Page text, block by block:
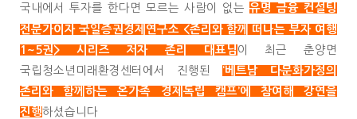
국내에서 투자를 한다면 모르는 사람이 없는 유명 금융 컨설팅
전문가이자 국일증권경제연구소 <존리와 함께 떠나는 부자 여행
1~5권> 시리즈 저자 존리 대표님 이 최근 춘양면
국립청소년미래환경센터에서 진행된
‘베트남 다문화가정의
존리와 함께하는 온가족 경제독립 캠프’에 참여해 강연을
진행하셨습니다